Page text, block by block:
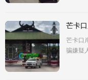
芒卡
芒卡口
骗嫌疑